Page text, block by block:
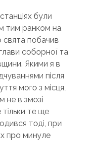
були
тим ранком на
свята побачив
соборної та
Якими я в
після
мого з місця,
не в змозі
те ще
тоді, при
про минуле